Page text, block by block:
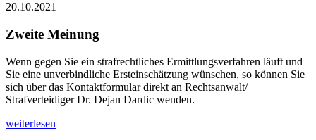
20.10.2021
Zweite Meinung
Wenn gegen Sie ein strafrechtliches Ermittlungsverfahren läuft und
Sie eine unverbindliche Ersteinschätzung wünschen, so können Sie
sich über das Kontaktformular direkt an Rechtsanwalt/
Strafverteidiger Dr. Dejan Dardic wenden.
weiterlesen